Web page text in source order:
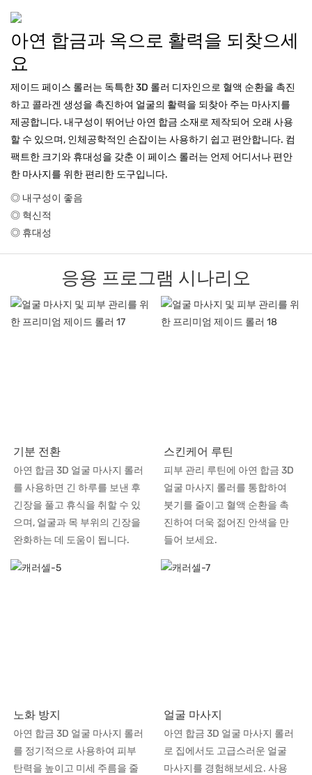
아연 합금과 옥으로 활력을 되찾으세
요
제이드 페이스 롤러는 독특한 3D 롤러 디자인으로 혈액 순환을 촉진
하고 콜라겐 생성을 촉진하여 얼굴의 활력을 되찾아 주는 마사지를
제공합니다. 내구성이 뛰어난 아연 합금 소재로 제작되어 오래 사용
할 수 있으며, 인체공학적인 손잡이는 사용하기 쉽고 편안합니다. 컴
팩트한 크기와 휴대성을 갖춘 이 페이스 롤러는 언제 어디서나 편안
한 마사지를 위한 편리한 도구입니다.
◎ 내구성이 좋음
◎ 혁신적
◎ 휴대성
응용 프로그램 시나리오
기분 전환
아연 합금 3D 얼굴 마사지 롤러
를 사용하면 긴 하루를 보낸 후
긴장을 풀고 휴식을 취할 수 있
으며, 얼굴과 목 부위의 긴장을
완화하는 데 도움이 됩니다.
스킨케어 루틴
피부 관리 루틴에 아연 합금 3D
얼굴 마사지 롤러를 통합하여
붓기를 줄이고 혈액 순환을 촉
진하여 더욱 젊어진 안색을 만
들어 보세요.
노화 방지
아연 합금 3D 얼굴 마사지 롤러
를 정기적으로 사용하여 피부
탄력을 높이고 미세 주름을 줄
얼굴 마사지
아연 합금 3D 얼굴 마사지 롤러
로 집에서도 고급스러운 얼굴
마사지를 경험해보세요. 사용